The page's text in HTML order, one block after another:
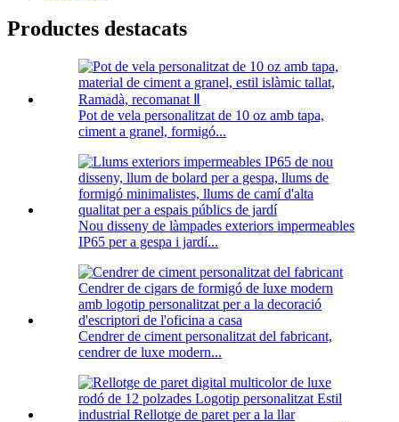
Productes destacats
Pot de vela personalitzat de 10 oz amb tapa,
ciment a granel, formigó...
Nou disseny de làmpades exteriors impermeables
IP65 per a gespa i jardí...
Cendrer de ciment personalitzat del fabricant,
cendrer de luxe modern...